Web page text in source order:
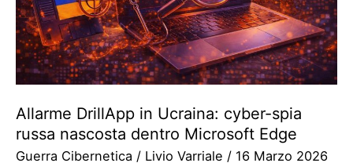
Allarme DrillApp in Ucraina: cyber-spia
russa nascosta dentro Microsoft Edge
Guerra Cibernetica / Livio Varriale / 16 Marzo 2026